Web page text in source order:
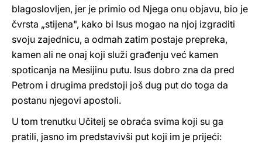
blagoslovljen, jer je primio od Njega onu objavu, bio je
čvrsta „stijena", kako bi Isus mogao na njoj izgraditi
svoju zajednicu, a odmah zatim postaje prepreka,
kamen ali ne onaj koji služi građenju već kamen
spoticanja na Mesijinu putu. Isus dobro zna da pred
Petrom i drugima predstoji još dug put do toga da
postanu njegovi apostoli.
U tom trenutku Učitelj se obraća svima koji su ga
pratili, jasno im predstavivši put koji im je prijeći: